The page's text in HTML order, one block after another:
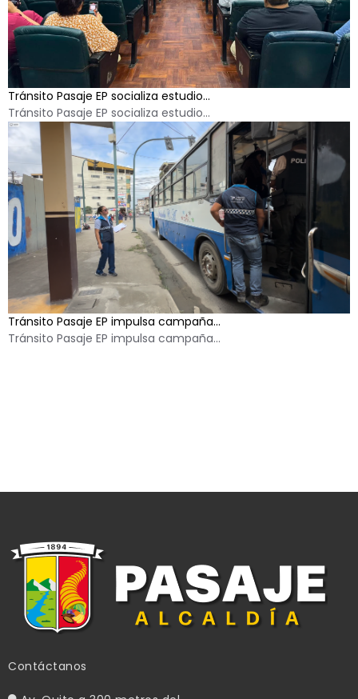
Tránsito Pasaje EP socializa estudio...
Tránsito Pasaje EP socializa estudio...
Tránsito Pasaje EP impulsa campaña...
Tránsito Pasaje EP impulsa campaña...
Contáctanos